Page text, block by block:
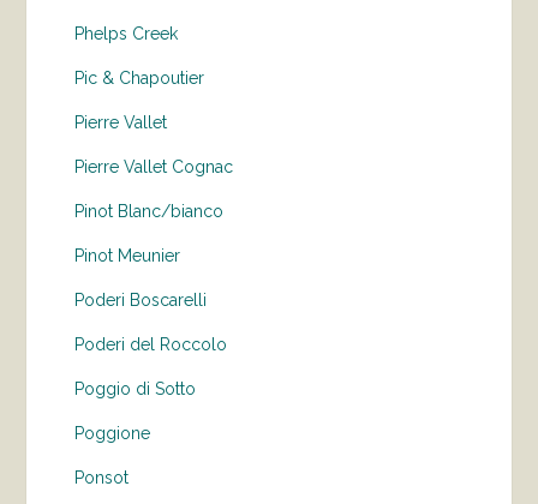
Phelps Creek
Pic & Chapoutier
Pierre Vallet
Pierre Vallet Cognac
Pinot Blanc/bianco
Pinot Meunier
Poderi Boscarelli
Poderi del Roccolo
Poggio di Sotto
Poggione
Ponsot